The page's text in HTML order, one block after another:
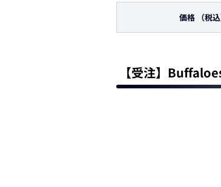
価格（税込
【受注】